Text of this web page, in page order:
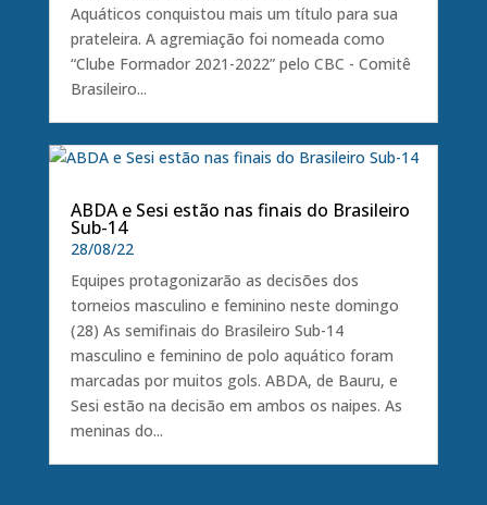
Aquáticos conquistou mais um título para sua
prateleira. A agremiação foi nomeada como
“Clube Formador 2021-2022” pelo CBC - Comitê
Brasileiro...
ABDA e Sesi estão nas finais do Brasileiro
Sub-14
28/08/22
Equipes protagonizarão as decisões dos
torneios masculino e feminino neste domingo
(28) As semifinais do Brasileiro Sub-14
masculino e feminino de polo aquático foram
marcadas por muitos gols. ABDA, de Bauru, e
Sesi estão na decisão em ambos os naipes. As
meninas do...